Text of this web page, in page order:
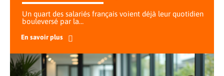
Un quart des salariés français voient déjà leur quotidien
bouleversé par la…
En savoir plus